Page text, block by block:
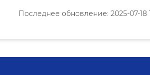
Последнее обновление: 2025-07-18